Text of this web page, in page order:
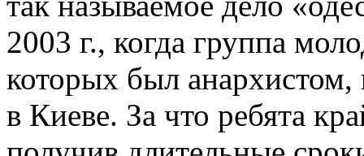
2003 г., когда группа
которых был
в Киеве. За что ребята